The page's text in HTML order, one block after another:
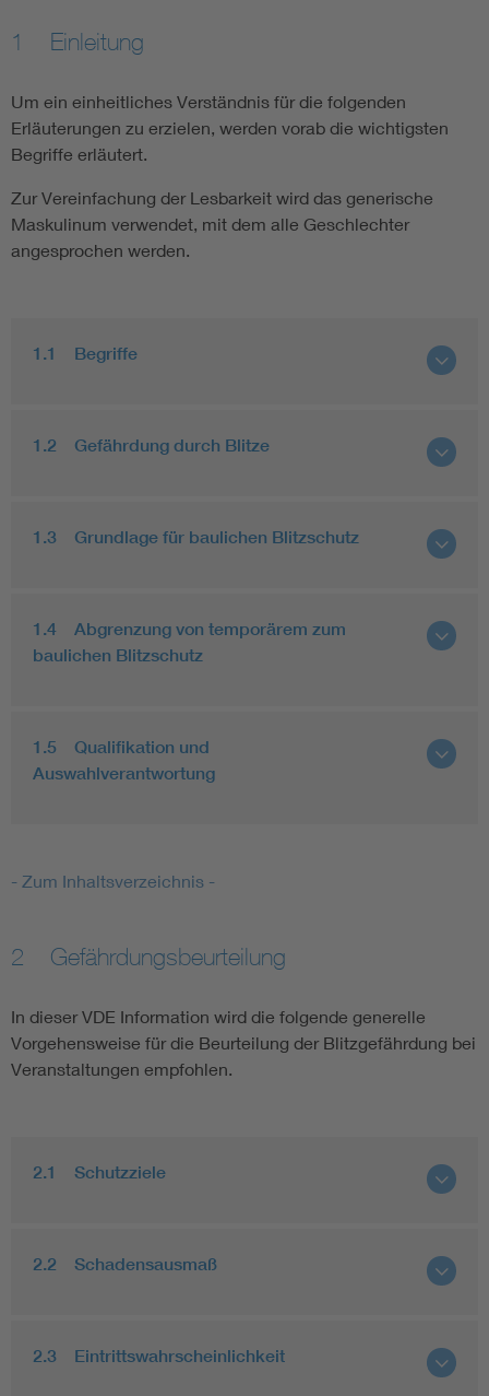
1 Einleitung
Um ein einheitliches Verständnis für die folgenden
Erläuterungen zu erzielen, werden vorab die wichtigsten
Begriffe erläutert.
Zur Vereinfachung der Lesbarkeit wird das generische
Maskulinum verwendet, mit dem alle Geschlechter
angesprochen werden.
1.1 Begriffe
1.2 Gefährdung durch Blitze
1.3 Grundlage für baulichen Blitzschutz
1.4 Abgrenzung von temporärem zum
baulichen Blitzschutz
1.5 Qualifikation und
Auswahlverantwortung
- Zum Inhaltsverzeichnis -
2 Gefährdungsbeurteilung
In dieser VDE Information wird die folgende generelle
Vorgehensweise für die Beurteilung der Blitzgefährdung bei
Veranstaltungen empfohlen.
2.1 Schutzziele
2.2 Schadensausmaß
2.3 Eintrittswahrscheinlichkeit